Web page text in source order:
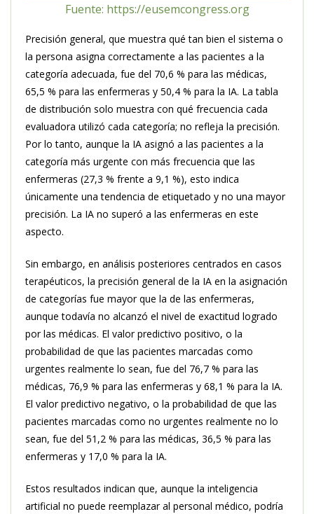
Fuente: https://eusemcongress.org
Precisión general, que muestra qué tan bien el sistema o
la persona asigna correctamente a las pacientes a la
categoría adecuada, fue del 70,6 % para las médicas,
65,5 % para las enfermeras y 50,4 % para la IA. La tabla
de distribución solo muestra con qué frecuencia cada
evaluadora utilizó cada categoría; no refleja la precisión.
Por lo tanto, aunque la IA asignó a las pacientes a la
categoría más urgente con más frecuencia que las
enfermeras (27,3 % frente a 9,1 %), esto indica
únicamente una tendencia de etiquetado y no una mayor
precisión. La IA no superó a las enfermeras en este
aspecto.
Sin embargo, en análisis posteriores centrados en casos
terapéuticos, la precisión general de la IA en la asignación
de categorías fue mayor que la de las enfermeras,
aunque todavía no alcanzó el nivel de exactitud logrado
por las médicas. El valor predictivo positivo, o la
probabilidad de que las pacientes marcadas como
urgentes realmente lo sean, fue del 76,7 % para las
médicas, 76,9 % para las enfermeras y 68,1 % para la IA.
El valor predictivo negativo, o la probabilidad de que las
pacientes marcadas como no urgentes realmente no lo
sean, fue del 51,2 % para las médicas, 36,5 % para las
enfermeras y 17,0 % para la IA.
Estos resultados indican que, aunque la inteligencia
artificial no puede reemplazar al personal médico, podría